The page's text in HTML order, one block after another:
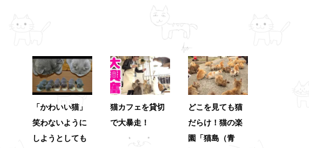
「かわいい猫」
笑わないように
しようとしても
猫カフェを貸切
で大暴走！
どこを見ても猫
だらけ！猫の楽
園「猫島（青